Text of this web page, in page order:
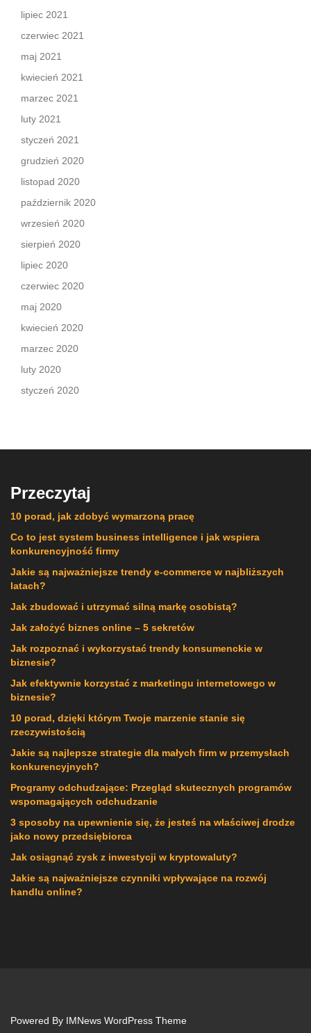
lipiec 2021
czerwiec 2021
maj 2021
kwiecień 2021
marzec 2021
luty 2021
styczeń 2021
grudzień 2020
listopad 2020
październik 2020
wrzesień 2020
sierpień 2020
lipiec 2020
czerwiec 2020
maj 2020
kwiecień 2020
marzec 2020
luty 2020
styczeń 2020
Przeczytaj
10 porad, jak zdobyć wymarzoną pracę
Co to jest system business intelligence i jak wspiera
konkurencyjność firmy
Jakie są najważniejsze trendy e-commerce w najbliższych
latach?
Jak zbudować i utrzymać silną markę osobistą?
Jak założyć biznes online – 5 sekretów
Jak rozpoznać i wykorzystać trendy konsumenckie w
biznesie?
Jak efektywnie korzystać z marketingu internetowego w
biznesie?
10 porad, dzięki którym Twoje marzenie stanie się
rzeczywistością
Jakie są najlepsze strategie dla małych firm w przemysłach
konkurencyjnych?
Programy odchudzające: Przegląd skutecznych programów
wspomagających odchudzanie
3 sposoby na upewnienie się, że jesteś na właściwej drodze
jako nowy przedsiębiorca
Jak osiągnąć zysk z inwestycji w kryptowaluty?
Jakie są najważniejsze czynniki wpływające na rozwój
handlu online?
Powered By IMNews WordPress Theme